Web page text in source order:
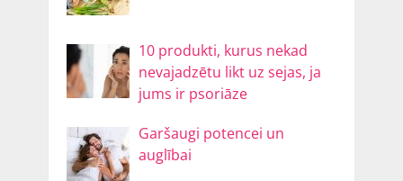
10 produkti, kurus nekad
nevajadzētu likt uz sejas, ja
jums ir psoriāze
Garšaugi potencei un
auglībai